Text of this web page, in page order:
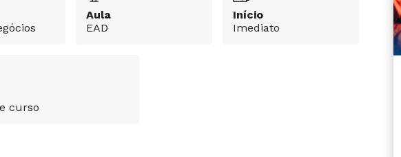
Aula
EAD
Início
Imediato
curso